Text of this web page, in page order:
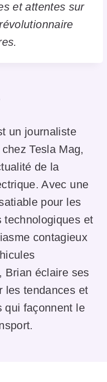
et attentes sur
un journaliste
Tesla Mag,
de la
Avec une
pour les
technologiques et
contagieux
Brian éclaire ses
les tendances et
qui façonnent le